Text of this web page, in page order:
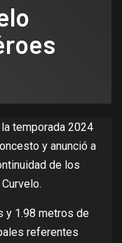
temporada 2024
y anunció a
de los
y 1.98 metros de
referentes